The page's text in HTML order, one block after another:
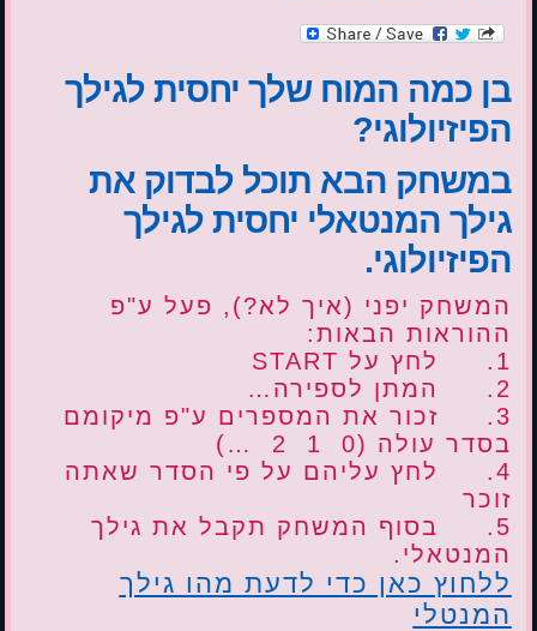
בן כמה המוח שלך יחסית לגילך
הפיזיולוגי?
במשחק הבא תוכל לבדוק את
גילך המנטאלי יחסית לגילך
הפיזיולוגי.
המשחק יפני (איך לא?), פעל ע"פ
ההוראות הבאות:
1. לחץ על START
2. המתן לספירה…
3. זכור את המספרים ע"פ מיקומם
בסדר עולה (0 1 2 …)
4. לחץ עליהם על פי הסדר שאתה
זוכר
5. בסוף המשחק תקבל את גילך
המנטאלי.
ללחוץ כאן כדי לדעת מהו גילך
המנטלי